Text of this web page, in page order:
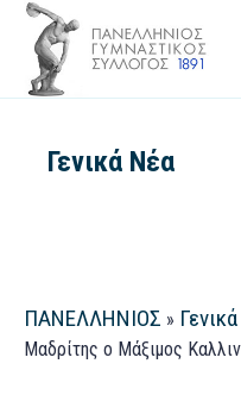
Γενικά Νέα
ΠΑΝΕΛΛΗΝΙΟΣ »
Μαδρίτης ο Μάξιμος